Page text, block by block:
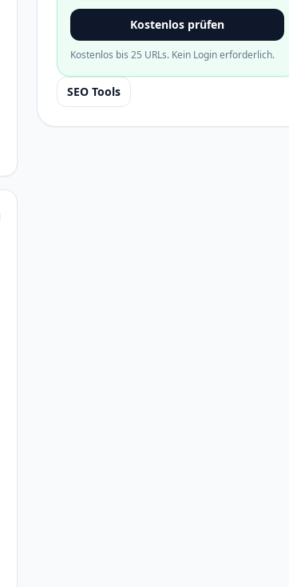
Kostenlos prüfen
Kostenlos bis 25 URLs. Kein Login erforderlich.
SEO Tools